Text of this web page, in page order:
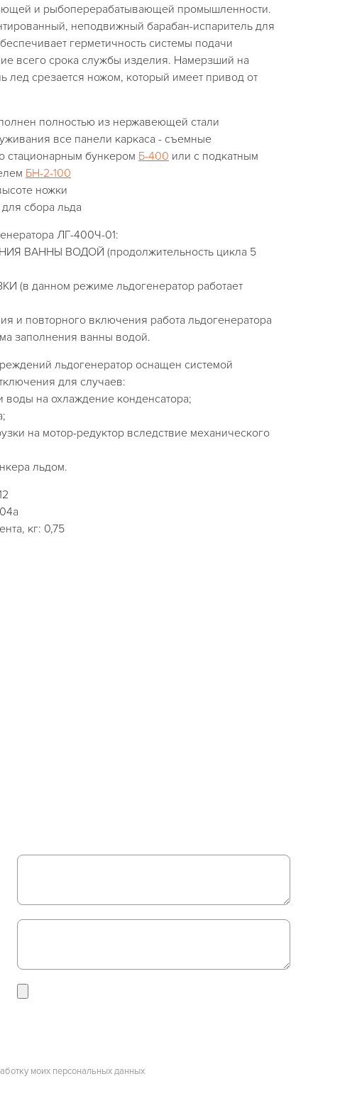
и рыбоперерабатывающей промышленности.
неподвижный барабан-испаритель для
герметичность системы подачи
всего срока службы изделия. Намерзший на
лед срезается ножом, который имеет привод от
полностью из нержавеющей стали
все панели каркаса - съемные
стационарным бункером Б-400 или с подкатным
БН-2-100
ножки
сбора льда
ЛГ-400Ч-01:
ВАННЫ ВОДОЙ (продолжительность цикла 5
(в данном режиме льдогенератор работает
и повторного включения работа льдогенератора
заполнения ванны водой.
льдогенератор оснащен системой
для случаев:
воды на охлаждение конденсатора;
на мотор-редуктор вследствие механического
льдом.
кг: 0,75
моих персональных данных